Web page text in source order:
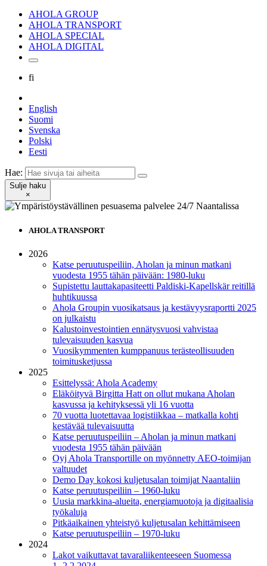
AHOLA GROUP
AHOLA TRANSPORT
AHOLA SPECIAL
AHOLA DIGITAL
fi
English
Suomi
Svenska
Polski
Eesti
Hae:
Sulje haku
×
AHOLA TRANSPORT
2026
Katse peruutuspeiliin, Aholan ja minun matkani
vuodesta 1955 tähän päivään: 1980-luku
Supistettu lauttakapasiteetti Paldiski-Kapellskär reitillä
huhtikuussa
Ahola Groupin vuosikatsaus ja kestävyysraportti 2025
on julkaistu
Kalustoinvestointien ennätysvuosi vahvistaa
tulevaisuuden kasvua
Vuosikymmenten kumppanuus terästeollisuuden
toimitusketjussa
2025
Esittelyssä: Ahola Academy
Eläköityvä Birgitta Hatt on ollut mukana Aholan
kasvussa ja kehityksessä yli 16 vuotta
70 vuotta luotettavaa logistiikkaa – matkalla kohti
kestävää tulevaisuutta
Katse peruutuspeiliin – Aholan ja minun matkani
vuodesta 1955 tähän päivään
Oyj Ahola Transportille on myönnetty AEO-toimijan
valtuudet
Demo Day kokosi kuljetusalan toimijat Naantaliin
Katse peruutuspeiliin – 1960-luku
Uusia markkina-alueita, energiamuotoja ja digitaalisia
työkaluja
Pitkäaikainen yhteistyö kuljetusalan kehittämiseen
Katse peruutuspeiliin – 1970-luku
2024
Lakot vaikuttavat tavaraliikenteeseen Suomessa